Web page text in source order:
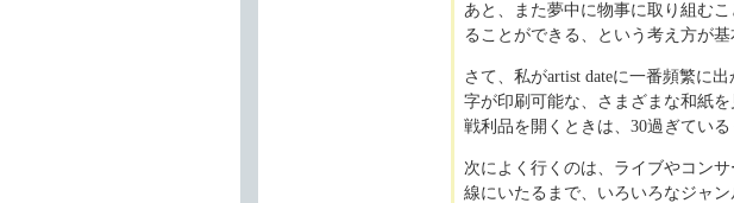
あと、また夢中に物事に取り組む
ることができる、という考え方が基
さて、私がartist dateに一番頻繁に
字が印刷可能な、さまざまな和紙
戦利品を開くときは、30過ぎてい
次によく行くのは、ライブやコン
線にいたるまで、いろいろなジャン